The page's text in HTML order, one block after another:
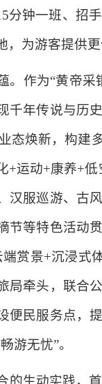
分钟一班、
为游客提供更
作为“黄帝采
千年传说与历
态焕新，构建
+运动+康养+
汉服巡游、古
节等特色活动
赏景+沉浸式
局牵头，联合
便民服务点，
游无忧”。
的生动实践，